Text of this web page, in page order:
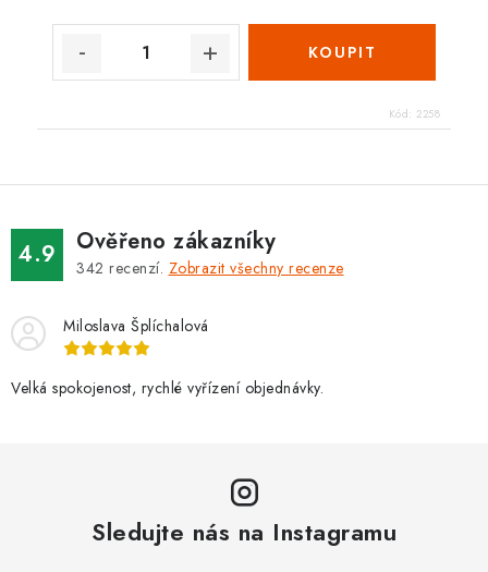
Kód: 2258
4.9 Ověřeno zákazníky
342 recenzí. Zobrazit všechny recenze
Miloslava Šplíchalová
Velká spokojenost, rychlé vyřízení objednávky.
Sledujte nás na Instagramu